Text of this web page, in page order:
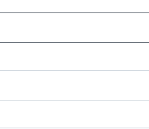
主力プロダクト「Yoom」**: SaaS
ル対応、請求書処理、日報作成
実績**: 国内利用社数20,000社
強み**: すべての自動化技術を1プ